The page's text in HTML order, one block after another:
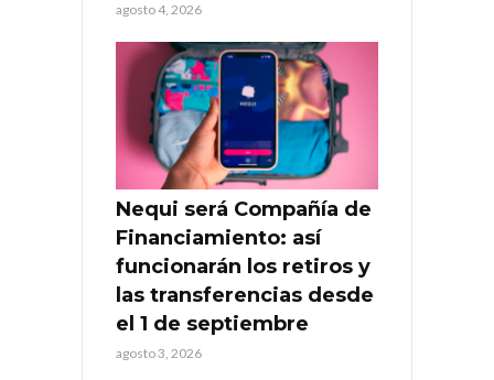
agosto 4, 2026
Nequi será Compañía de
Financiamiento: así
funcionarán los retiros y
las transferencias desde
el 1 de septiembre
agosto 3, 2026